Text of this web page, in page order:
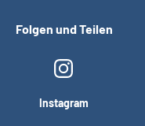
Folgen und Teilen
Instagram